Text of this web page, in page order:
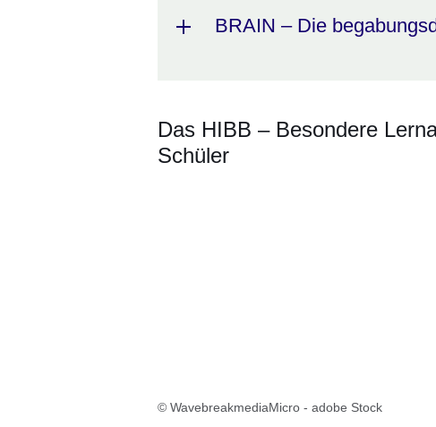
BRAIN – Die
Das HIBB – Besondere
Schüler
© WavebreakmediaMicro - adobe Stock